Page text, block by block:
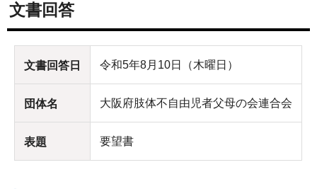
文書回答
文書回答日 令和5年8月10日（木曜日）
団体名 大阪府肢体不自由児者父母の会連合会
表題 要望書